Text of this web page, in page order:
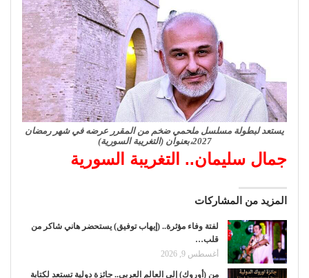
يستعد لبطولة مسلسل ملحمي ضخم من المقرر عرضه في شهر رمضان
2027،بعنوان (التغريبة السورية)
جمال سليمان.. التغريبة السورية
المزيد من المشاركات
لفتة وفاء مؤثرة.. (إيهاب توفيق) يستحضر هاني شاكر من
قلب…
أغسطس 9, 2026
من (أوروك) إلى العالم العربي.. جائزة دولية تستعد لكتابة